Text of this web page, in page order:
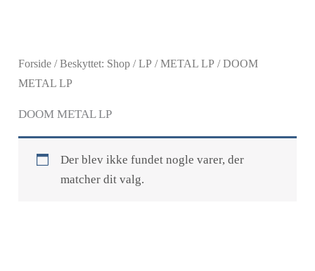
Forside /Beskyttet: Shop /LP /METAL LP / DOOM
METAL LP
DOOM METAL LP
Der blev ikke fundet nogle varer, der
matcher dit valg.